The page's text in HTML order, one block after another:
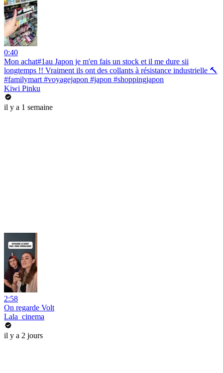
0:40
Mon achat#1au Japon je m'en fais un stock et il me dure sii
longtemps !! Vraiment ils ont des collants à résistance industrielle 🔨
#familymart #voyagejapon #japon #shoppingjapon
Kiwi Pinku
il y a 1 semaine
2:58
On regarde Volt
Lala_cinema
il y a 2 jours